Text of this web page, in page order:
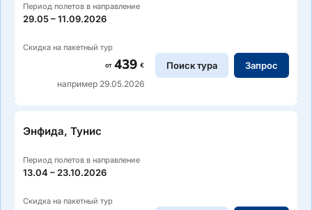
Период полетов в направление
29.05 – 11.09.2026
Скидка на пакетный тур
от 439 €
например 29.05.2026
Поиск тура Запрос
Энфида, Тунис
Период полетов в направление
13.04 – 23.10.2026
Скидка на пакетный тур